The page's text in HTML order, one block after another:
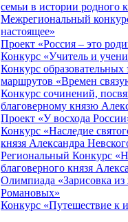
семьи в истории родного
Межрегиональный
настоящее»
Проект «Россия – это
Конкурс «Учитель и
Конкурс
маршрутов «Времен
Конкурс сочинений,
благоверному князю
Проект «У восхода
Конкурс «Наследие
князя Александра
Региональный Конкурс
благоверного князя
Олимпиада «Зарисовка
Романовых»
Конкурс «Путешествие к